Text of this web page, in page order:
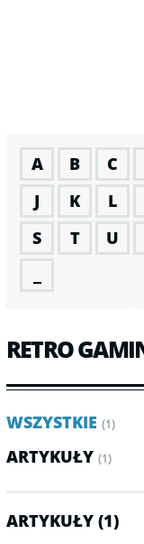
A B C
J
K L
S
T U
RETRO
WSZYSTKIE (1)
ARTYKUŁY (1)
ARTYKUŁY (1)